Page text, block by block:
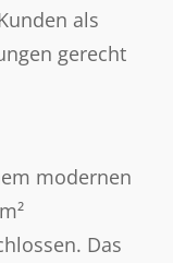
als
gerecht
modernen
Das